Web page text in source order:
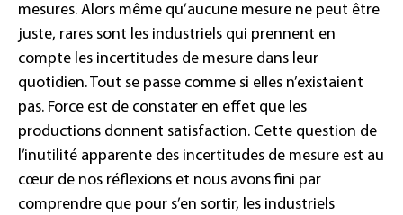
mesures. Alors même qu’aucune mesure ne peut être
juste, rares sont les industriels qui prennent en
compte les incertitudes de mesure dans leur
quotidien. Tout se passe comme si elles n’existaient
pas. Force est de constater en effet que les
productions donnent satisfaction. Cette question de
l’inutilité apparente des incertitudes de mesure est au
cœur de nos réflexions et nous avons fini par
comprendre que pour s’en sortir, les industriels